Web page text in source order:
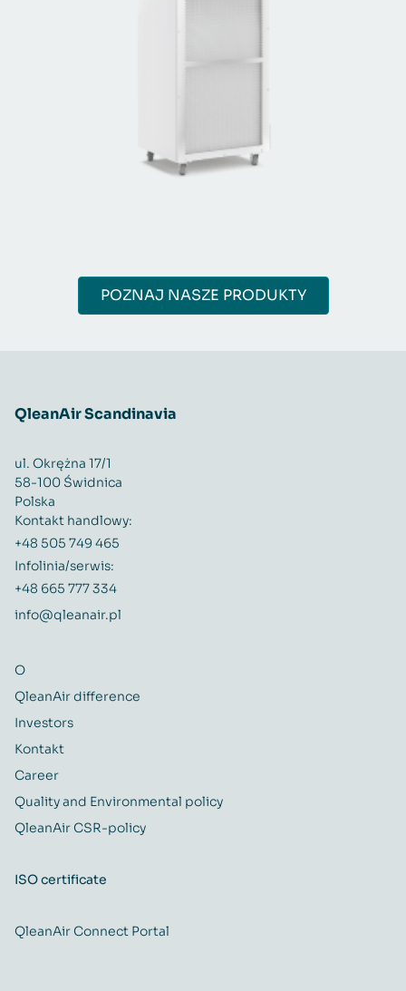
POZNAJ NASZE PRODUKTY
QleanAir Scandinavia
ul. Okrężna 17/1
58-100 Świdnica
Polska
Kontakt handlowy:
+48 505 749 465
Infolinia/serwis:
+48 665 777 334
info@qleanair.pl
O
QleanAir difference
Investors
Kontakt
Career
Quality and Environmental policy
QleanAir CSR-policy
ISO certificate
QleanAir Connect Portal